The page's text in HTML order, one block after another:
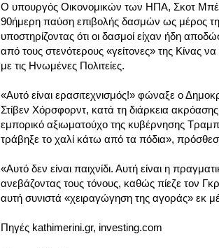
Ο υπουργός Οικονομικών των ΗΠΑ, Σκοτ
90ήμερη παύση επιβολής δασμών ως μέρος
υποστηρίζοντας ότι οι δασμοί είχαν ήδη
από τους στενότερους «γείτονες» της Κίνας
με τις Ηνωμένες Πολιτείες.
«Αυτό είναι ερασιτεχνισμός!» φώναξε ο
Στίβεν Χόρσφορντ, κατά τη διάρκεια
εμπορικό αξιωματούχο της κυβέρνησης
τράβηξε το χαλί κάτω από τα πόδια»,
«Αυτό δεν είναι παιχνίδι. Αυτή είναι η
ανεβάζοντας τους τόνους, καθώς πίεζε τον
αυτή συνιστά «χειραγώγηση της αγοράς» εκ
Πηγές kathimerini.gr, investing.com